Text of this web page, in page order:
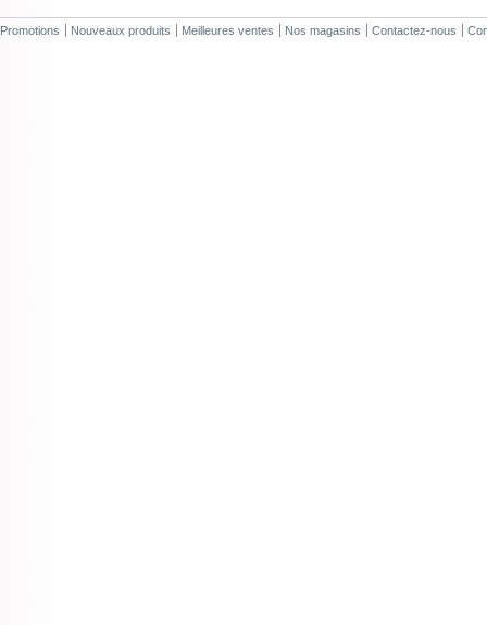
Promotions Nouveaux produits Meilleures ventes Nos magasins Contactez-nous